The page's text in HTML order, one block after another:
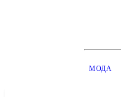
МОДА